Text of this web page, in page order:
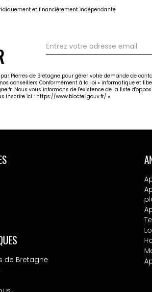
et financièrement indépendante
Pierres de Bretagne pour gérer votre demande de
Conformément à la loi « informatique et
Nous vous informons de l'existence de la liste
inscrire ici : https://www.bloctel.gouv.fr/ »
de Bretagne